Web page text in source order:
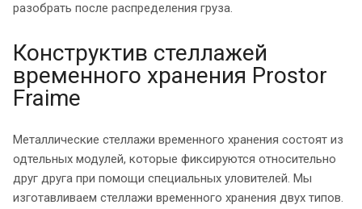
разобрать после распределения груза.
Конструктив стеллажей
временного хранения Prostor
Fraime
Металлические стеллажи временного хранения состоят из
одтельных модулей, которые фиксируются относительно
друг друга при помощи специальных уловителей. Мы
изготавливаем стеллажи временного хранения двух типов.